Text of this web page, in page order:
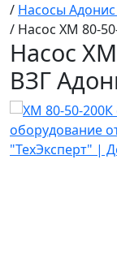
/ Насосы
/ Насос ХМ 80-
Насос
ВЗГ